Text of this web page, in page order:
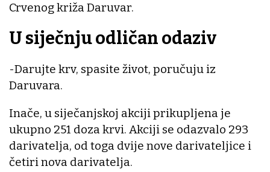
Crvenog križa Daruvar.
U siječnju odličan odaziv
-Darujte krv, spasite život, poručuju iz
Daruvara.
Inače, u siječanjskoj akciji prikupljena je
ukupno 251 doza krvi. Akciji se odazvalo 293
darivatelja, od toga dvije nove darivateljice i
četiri nova darivatelja.